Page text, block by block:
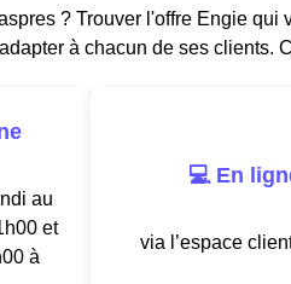
? Trouver l'offre Engie
à chacun de ses clients.
au
et
à
💻 En
via l’espace